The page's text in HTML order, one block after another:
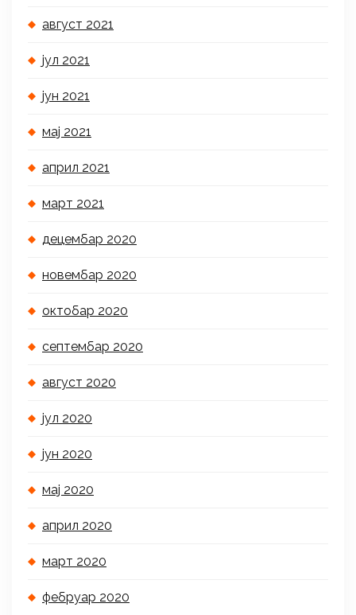
август 2021
јул 2021
јун 2021
мај 2021
април 2021
март 2021
децембар 2020
новембар 2020
октобар 2020
септембар 2020
август 2020
јул 2020
јун 2020
мај 2020
април 2020
март 2020
фебруар 2020